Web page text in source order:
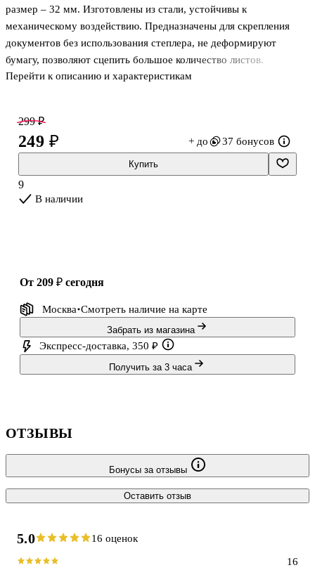
размер – 32 мм. Изготовлены из стали, устойчивы к
механическому воздействию. Предназначены для скрепления
документов без использования степлера, не деформируют
бумагу, позволяют сцепить большое количество листов.
Перейти к описанию и характеристикам
GoodMark
299 ₽
249 ₽ + до 37 бонусов
Купить
9
В наличии
от 209 ₽ сегодня
Москва Смотреть наличие на карте
Забрать из магазина
Экспресс-доставка, 350 ₽
Получить за 3 часа
ОТЗЫВЫ
Бонусы за отзывы
Оставить отзыв
5.0 16 оценок
16